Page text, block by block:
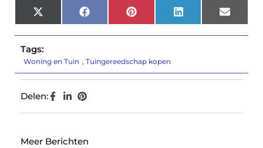
X
(Twitter)
Facebook Pinterest LinkedIn Email
Tags:
Woning en Tuin , Tuingereedschap kopen
Delen:
Meer Berichten